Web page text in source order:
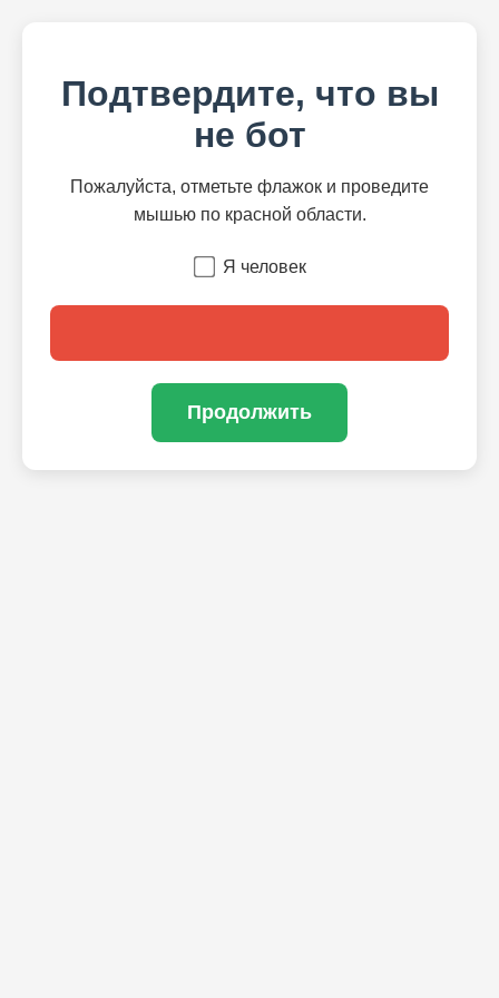
Подтвердите, что вы
не бот
Пожалуйста, отметьте флажок и проведите
мышью по красной области.
Я человек
Продолжить